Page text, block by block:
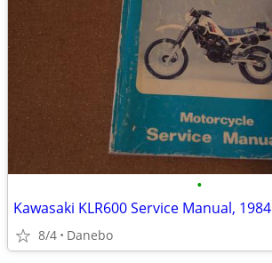
•
Kawasaki KLR600 Service Manual, 1984
8/4 Danebo